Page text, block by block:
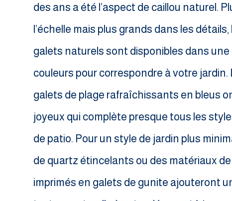
des ans a été l’aspect de caillou naturel.
l’échelle mais plus grands dans les
galets naturels sont disponibles dans une
couleurs pour correspondre à votre jardin.
galets de plage rafraîchissants en bleus
joyeux qui complète presque tous les
de patio. Pour un style de jardin plus
de quartz étincelants ou des matériaux
imprimés en galets de gunite ajouteront